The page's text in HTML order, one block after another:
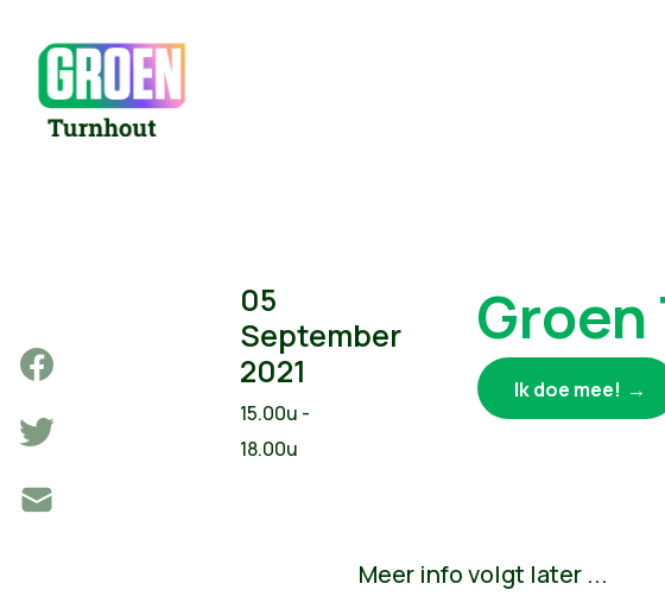
05
September
2021
15.00u -
18.00u
Ik doe mee!
Meer info volgt later ...